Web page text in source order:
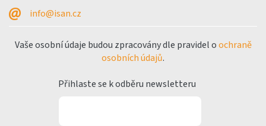
info@isan.cz
Vaše osobní údaje budou zpracovány dle pravidel oochraně
osobních údajů.
Přihlaste se k odběru newsletteru